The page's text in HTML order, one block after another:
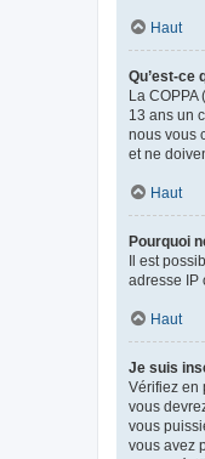
Haut
Qu’est-ce
La
13 ans un
nous vous
et ne
Haut
Pourquoi
Il est
adresse IP
Haut
Je suis
Vérifiez en
vous
vous
vous avez